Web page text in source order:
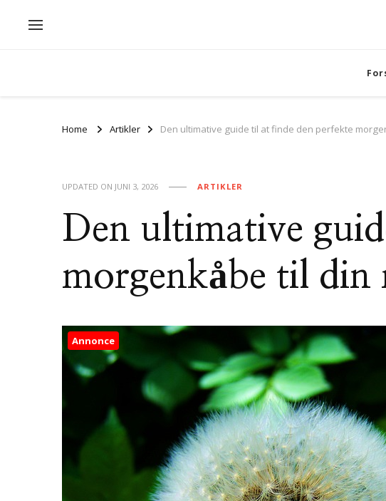
Home Artikler Den ultimative guide til at finde den perfekte
UPDATED ON JUNI 3, 2026 ARTIKLER
Den ultimative
morgenkåbe til din
Annonce